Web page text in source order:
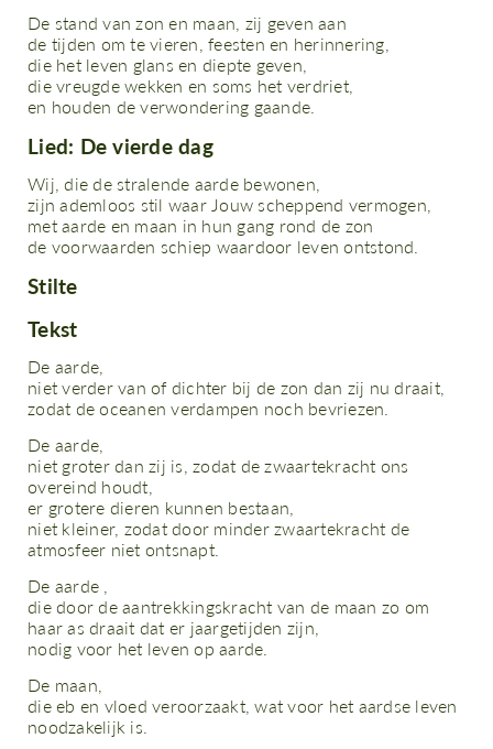
De stand van zon en maan, zij geven aan
de tijden om te vieren, feesten en herinnering,
die het leven glans en diepte geven,
die vreugde wekken en soms het verdriet,
en houden de verwondering gaande.
Lied: De vierde dag
Wij, die de stralende aarde bewonen,
zijn ademloos stil waar Jouw scheppend vermogen,
met aarde en maan in hun gang rond de zon
de voorwaarden schiep waardoor leven ontstond.
Stilte
Tekst
De aarde,
niet verder van of dichter bij de zon dan zij nu draait,
zodat de oceanen verdampen noch bevriezen.
De aarde,
niet groter dan zij is, zodat de zwaartekracht ons
overeind houdt,
er grotere dieren kunnen bestaan,
niet kleiner, zodat door minder zwaartekracht de
atmosfeer niet ontsnapt.
De aarde ,
die door de aantrekkingskracht van de maan zo om
haar as draait dat er jaargetijden zijn,
nodig voor het leven op aarde.
De maan,
die eb en vloed veroorzaakt, wat voor het aardse leven
noodzakelijk is.